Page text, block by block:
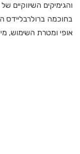
והגימיקים השיווקיים
בחוכמה ברולרבליידס
אופי ומטרת השימוש,